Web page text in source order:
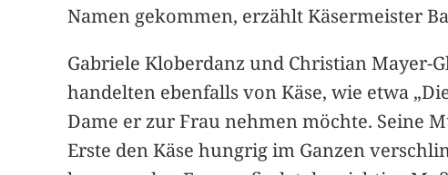
Namen gekommen, erzählt Käsermeister
Gabriele Kloberdanz und Christian Mayer-
handelten ebenfalls von Käse, wie etwa
Dame er zur Frau nehmen möchte. Seine
Erste den Käse hungrig im Ganzen